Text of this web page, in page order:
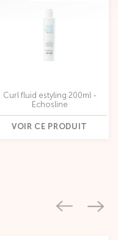
Curl fluid estyling 200ml -
Echosline
VOIR CE PRODUIT